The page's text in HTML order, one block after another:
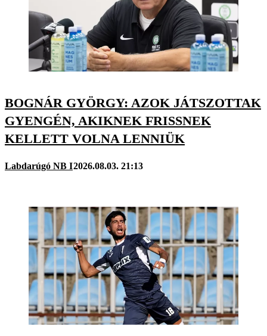
BOGNÁR GYÖRGY: AZOK JÁTSZOTTAK
GYENGÉN, AKIKNEK FRISSNEK
KELLETT VOLNA LENNIÜK
Labdarúgó NB I2026.08.03. 21:13